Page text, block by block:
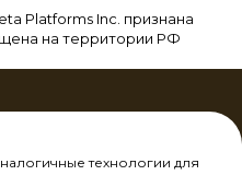
технологии для
Platforms Inc. признана
на территории РФ